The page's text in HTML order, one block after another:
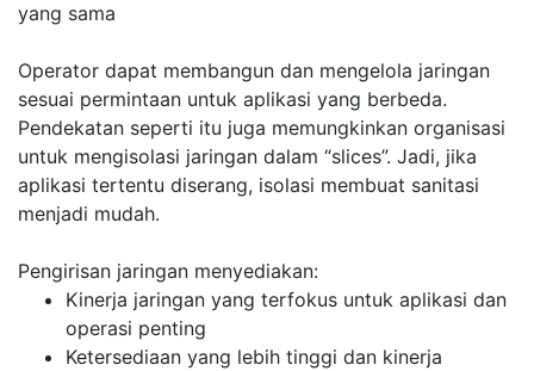
yang sama
Operator dapat membangun dan mengelola jaringan
sesuai permintaan untuk aplikasi yang berbeda.
Pendekatan seperti itu juga memungkinkan organisasi
untuk mengisolasi jaringan dalam “slices”. Jadi, jika
aplikasi tertentu diserang, isolasi membuat sanitasi
menjadi mudah.
Pengirisan jaringan menyediakan:
Kinerja jaringan yang terfokus untuk aplikasi dan
operasi penting
Ketersediaan yang lebih tinggi dan kinerja